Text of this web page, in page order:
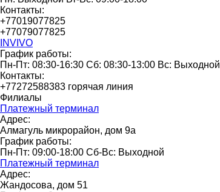
Контакты:
+77019077825
+77079077825
INVIVO
График работы:
Пн-Пт: 08:30-16:30 Сб: 08:30-13:00 Вс: Выходной
Контакты:
+77272588383 горячая линия
Филиалы
Платежный терминал
Адрес:
Алмагуль микрорайон, дом 9а
График работы:
Пн-Пт: 09:00-18:00 Сб-Вс: Выходной
Платежный терминал
Адрес:
Жандосова, дом 51